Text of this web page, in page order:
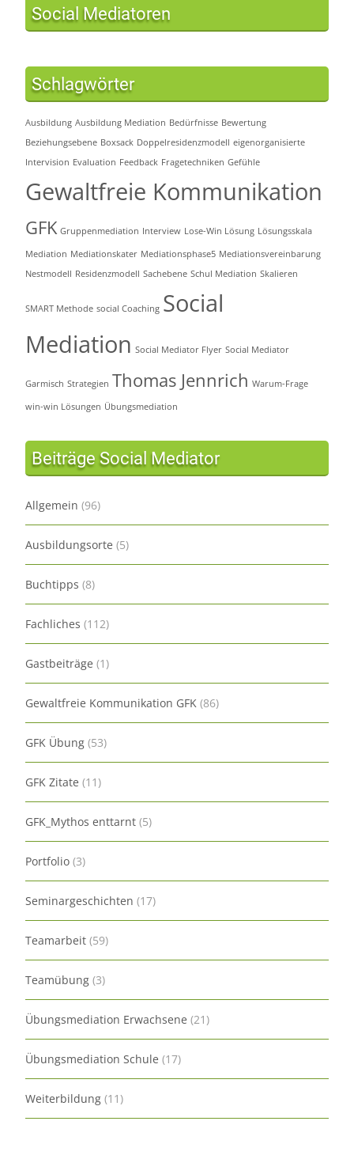
Social Mediatoren
Schlagwörter
Ausbildung Ausbildung Mediation Bedürfnisse Bewertung
Beziehungsebene Boxsack Doppelresidenzmodell eigenorganisierte
Intervision Evaluation Feedback Fragetechniken Gefühle
Gewaltfreie Kommunikation
GFK Gruppenmediation Interview Lose-Win Lösung Lösungsskala
Mediation Mediationskater Mediationsphase5 Mediationsvereinbarung
Nestmodell Residenzmodell Sachebene Schul Mediation Skalieren
SMART Methode social Coaching Social
Mediation Social Mediator Flyer Social Mediator
Garmisch Strategien Thomas Jennrich Warum-Frage
win-win Lösungen Übungsmediation
Beiträge Social Mediator
Allgemein (96)
Ausbildungsorte (5)
Buchtipps (8)
Fachliches (112)
Gastbeiträge (1)
Gewaltfreie Kommunikation GFK (86)
GFK Übung (53)
GFK Zitate (11)
GFK_Mythos enttarnt (5)
Portfolio (3)
Seminargeschichten (17)
Teamarbeit (59)
Teamübung (3)
Übungsmediation Erwachsene (21)
Übungsmediation Schule (17)
Weiterbildung (11)